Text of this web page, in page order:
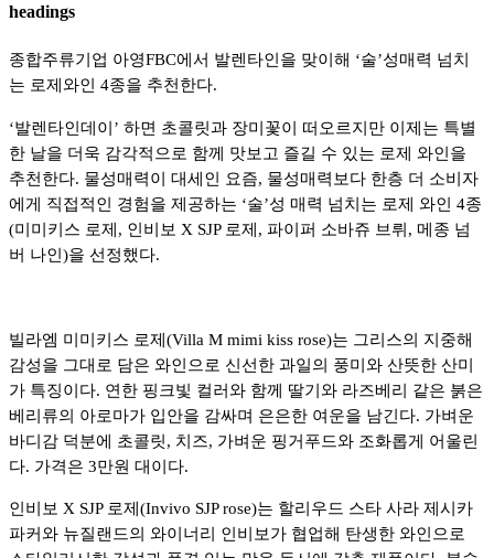
headings
종합주류기업 아영FBC에서 발렌타인을 맞이해 ‘술’성매력 넘치
는 로제와인 4종을 추천한다.
‘발렌타인데이’ 하면 초콜릿과 장미꽃이 떠오르지만 이제는 특별
한 날을 더욱 감각적으로 함께 맛보고 즐길 수 있는 로제 와인을
추천한다. 물성매력이 대세인 요즘, 물성매력보다 한층 더 소비자
에게 직접적인 경험을 제공하는 ‘술’성 매력 넘치는 로제 와인 4종
(미미키스 로제, 인비보 X SJP 로제, 파이퍼 소바쥬 브뤼, 메종 넘
버 나인)을 선정했다.
빌라엠 미미키스 로제(Villa M mimi kiss rose)는 그리스의 지중해
감성을 그대로 담은 와인으로 신선한 과일의 풍미와 산뜻한 산미
가 특징이다. 연한 핑크빛 컬러와 함께 딸기와 라즈베리 같은 붉은
베리류의 아로마가 입안을 감싸며 은은한 여운을 남긴다. 가벼운
바디감 덕분에 초콜릿, 치즈, 가벼운 핑거푸드와 조화롭게 어울린
다. 가격은 3만원 대이다.
인비보 X SJP 로제(Invivo SJP rose)는 할리우드 스타 사라 제시카
파커와 뉴질랜드의 와이너리 인비보가 협업해 탄생한 와인으로